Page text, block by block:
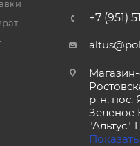
+7 (951)
Магазин-
р-н, пос.
Зеленое
"Альтус"